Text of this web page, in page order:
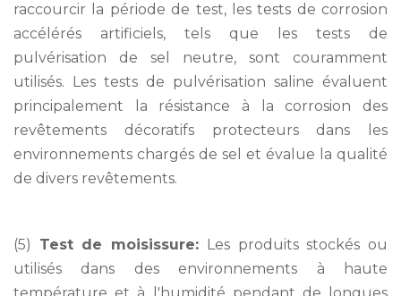
raccourcir la période de test, les tests de corrosion
accélérés artificiels, tels que les tests de
pulvérisation de sel neutre, sont couramment
utilisés. Les tests de pulvérisation saline évaluent
principalement la résistance à la corrosion des
revêtements décoratifs protecteurs dans les
environnements chargés de sel et évalue la qualité
de divers revêtements.
(5) Test de moisissure: Les produits stockés ou
utilisés dans des environnements à haute